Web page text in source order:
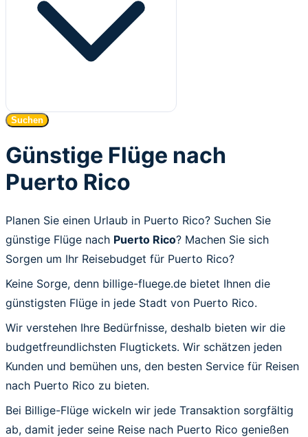
Suchen
Günstige Flüge nach
Puerto Rico
Planen Sie einen Urlaub in Puerto Rico? Suchen Sie
günstige Flüge nach Puerto Rico? Machen Sie sich
Sorgen um Ihr Reisebudget für Puerto Rico?
Keine Sorge, denn billige-fluege.de bietet Ihnen die
günstigsten Flüge in jede Stadt von Puerto Rico.
Wir verstehen Ihre Bedürfnisse, deshalb bieten wir die
budgetfreundlichsten Flugtickets. Wir schätzen jeden
Kunden und bemühen uns, den besten Service für Reisen
nach Puerto Rico zu bieten.
Bei Billige-Flüge wickeln wir jede Transaktion sorgfältig
ab, damit jeder seine Reise nach Puerto Rico genießen